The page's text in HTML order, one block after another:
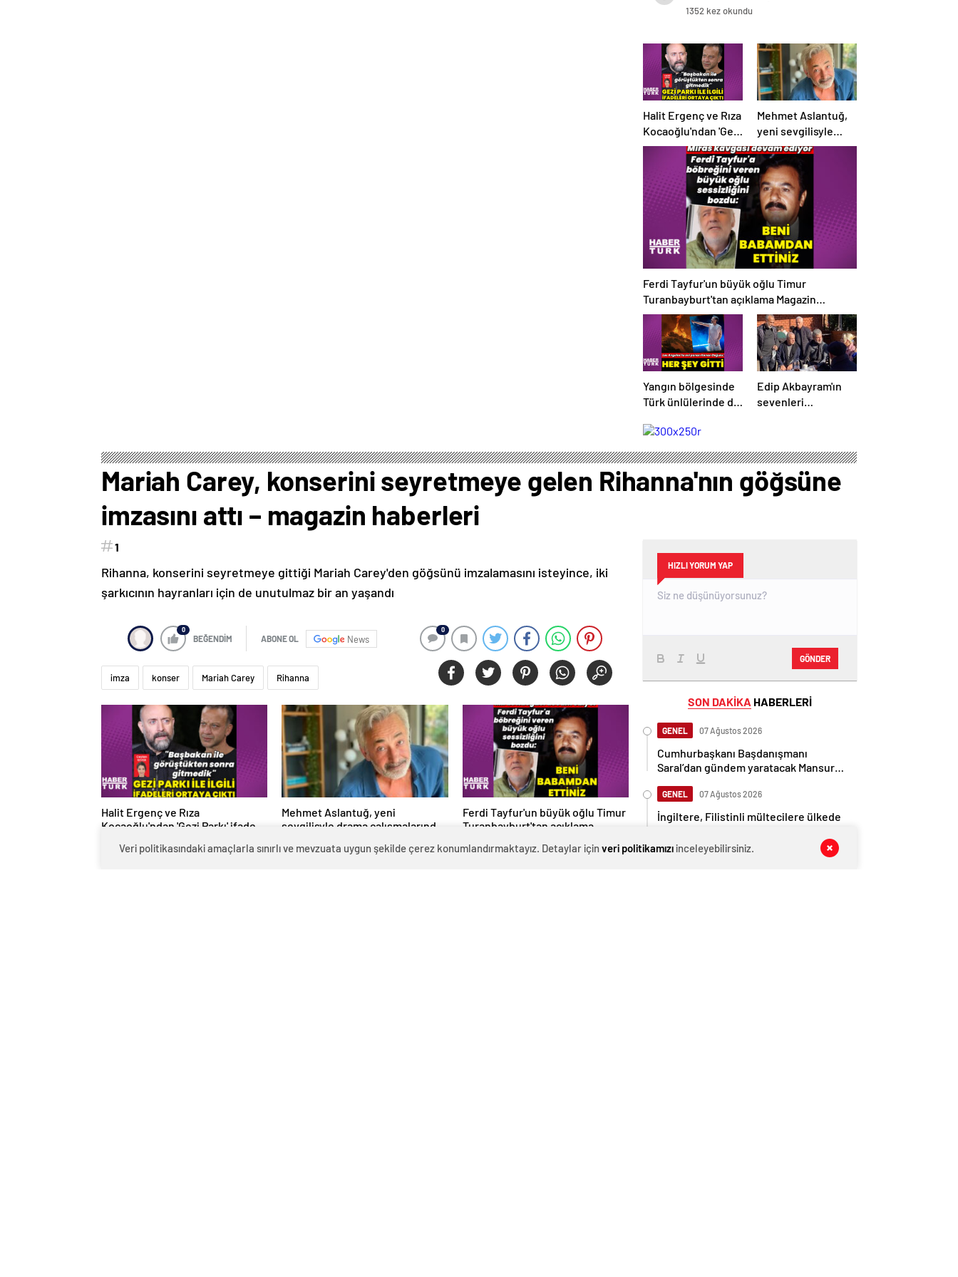
1352 kez okundu
Halit Ergenç ve Rıza
Kocaoğlu'ndan 'Gezi
Parkı' ifadesi –
Magazin haberleri
Mehmet Aslantuğ,
yeni sevgilisyle
drama
çalışmalarında
tanıştı – Magazin
haberleri
Ferdi Tayfur'un büyük oğlu Timur
Turanbayburt'tan açıklama Magazin
haberleri
Yangın bölgesinde
Türk ünlülerinde de
haberleri
Edip Akbayram'ın
sevenleri
habetrleri
Mariah Carey, konserini seyretmeye gelen Rihanna'nın göğsüne
imzasını attı – magazin haberleri
1
Rihanna, konserini seyretmeye gittiği Mariah Carey'den göğsünü imzalamasını isteyince, iki
şarkıcının hayranları için de unutulmaz bir an yaşandı
0 0
imza konser Mariah Carey Rihanna
Halit Ergenç ve Rıza
– Magazin haberleri
Mehmet Aslantuğ, yeni
tanıştı – Magazin haberleri
Ferdi Tayfur'un büyük oğlu Timur
Magazin haberleri
HIZLI YORUM YAP
GÖNDER
SON DAKİKA HABERLERİ
GENEL 07 Ağustos 2026
Cumhurbaşkanı Başdanışmanı
Saral’dan gündem yaratacak Mansur
GENEL 07 Ağustos 2026
İngiltere, Filistinli mültecilere ülkede
Veri politikasındaki amaçlarla sınırlı ve mevzuata uygun şekilde çerez konumlandırmaktayız. Detaylar için veri politikamızıinceleyebilirsiniz.